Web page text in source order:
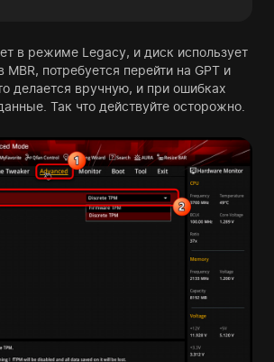
в режиме Legacy, и диск использует
MBR, потребуется перейти на GPT и
делается вручную, и при ошибках
Так что действуйте осторожно.